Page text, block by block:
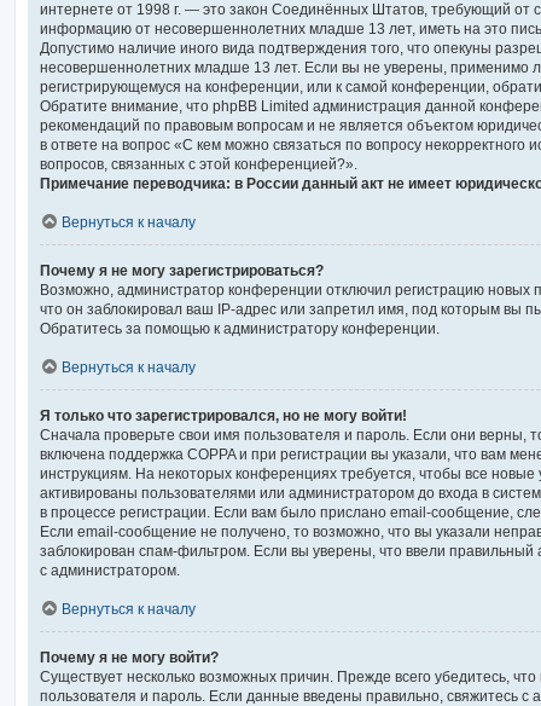
интернете от 1998 г. — это закон Соединённых Штатов, требующий от
информацию от несовершеннолетних младше 13 лет, иметь на это
Допустимо наличие иного вида подтверждения того, что опекуны
несовершеннолетних младше 13 лет. Если вы не уверены, применимо
регистрирующемуся на конференции, или к самой конференции,
Обратите внимание, что phpBB Limited администрация данной
рекомендаций по правовым вопросам и не является объектом
в ответе на вопрос «С кем можно связаться по вопросу некорректного
вопросов, связанных с этой конференцией?».
Примечание переводчика: в России данный акт не имеет
Вернуться к началу
Почему я не могу зарегистрироваться?
Возможно, администратор конференции отключил регистрацию новых
что он заблокировал ваш IP-адрес или запретил имя, под которым вы
Обратитесь за помощью к администратору конференции.
Вернуться к началу
Я только что зарегистрировался, но не могу войти!
Сначала проверьте свои имя пользователя и пароль. Если они верны,
включена поддержка COPPA и при регистрации вы указали, что вам
инструкциям. На некоторых конференциях требуется, чтобы все
активированы пользователями или администратором до входа в
в процессе регистрации. Если вам было прислано email-сообщение,
Если email-сообщение не получено, то возможно, что вы указали
заблокирован спам-фильтром. Если вы уверены, что ввели правильный
с администратором.
Вернуться к началу
Почему я не могу войти?
Существует несколько возможных причин. Прежде всего убедитесь,
пользователя и пароль. Если данные введены правильно, свяжитесь с